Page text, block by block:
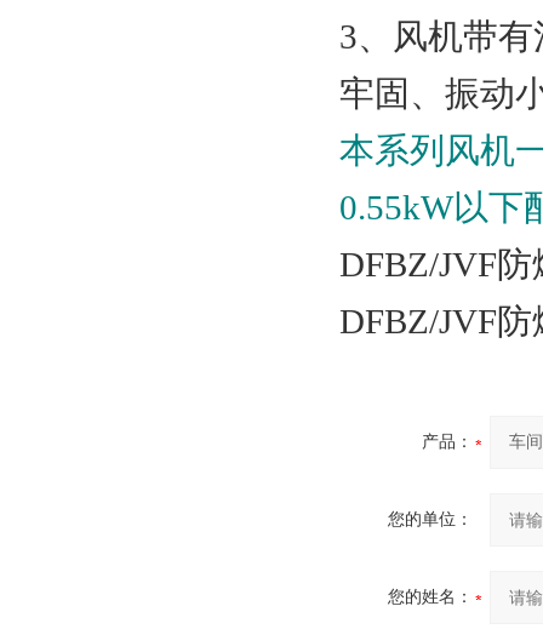
3、风机带
牢固、振动
本系列风机
0.55kW以下
DFBZ/JVF
DFBZ/JVF
产品：
您的单位：
您的姓名：